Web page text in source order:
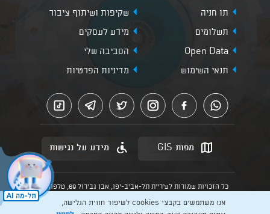
תו חניה
שקיפות ושיתוף ציבור
תשלומים
מידע לעסקים
Open Data
הסביבה שלי
תנאי השימוש
מדיניות הפרטיות
מפות GIS מידע על נגישות
כל הזכויות שמורות לעיריית תל-אביב-יפו, אבן גבירול 69, טלפון:
הנוסח המחייב הוא זה הקבוע בהוראות הדין הרלוונטיות כפי שתהיינה
בתוקף מעת לעת
אנו משתמשים בקבצי cookies לשיפור חווית הגלישה,